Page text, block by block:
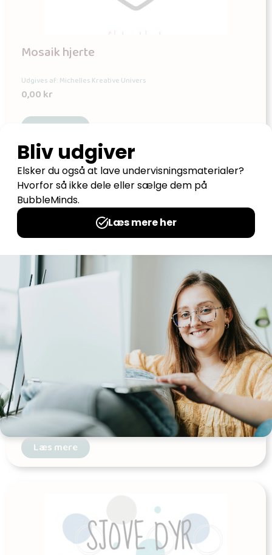
Mosaik hjerte
Udgives af: Michelles Kreative Univers
0,00kr
Læs mere
Kærlighed i luften – Matching spil
Udgives af: Michelles Kreative Univers
0,00 kr
Læs mere